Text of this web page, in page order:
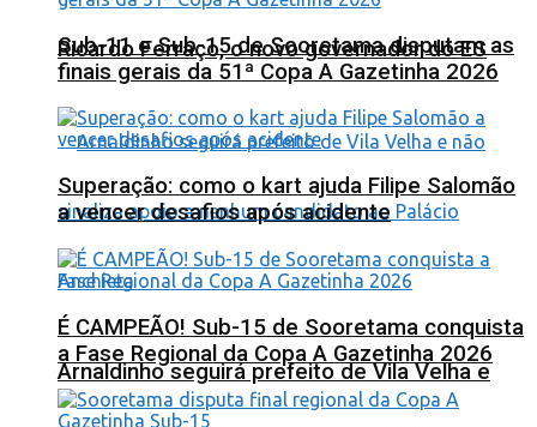
Ricardo Ferraço, o novo governador do ES
Arnaldinho seguirá prefeito de Vila Velha e
Sub-11 e Sub-15 de Sooretama disputam as
finais gerais da 51ª Copa A Gazetinha 2026
Superação: como o kart ajuda Filipe Salomão
a vencer desafios após acidente
É CAMPEÃO! Sub-15 de Sooretama conquista
a Fase Regional da Copa A Gazetinha 2026